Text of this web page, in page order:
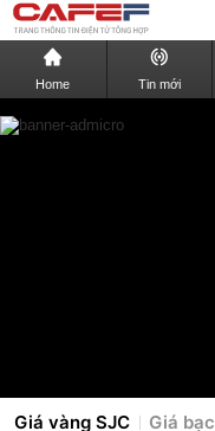
Home Tin mới
Giá vàng SJC Giá bạc